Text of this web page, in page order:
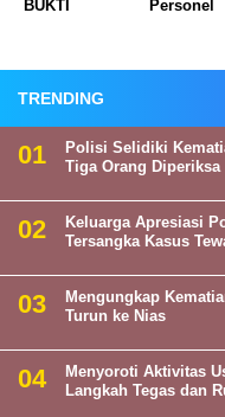
BUKTI
Personel
TRENDING
Polisi Selidiki
Tiga Orang Diperiksa
Keluarga Apresiasi
Tersangka Kasus
Mengungkap
Turun ke Nias
Menyoroti Aktivitas
Langkah Tegas dan